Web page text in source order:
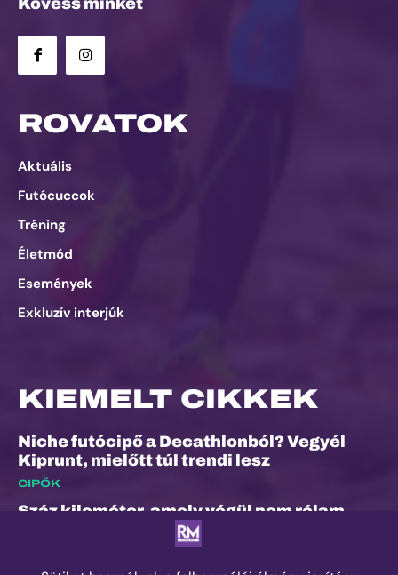
ROVATOK
Aktuális
Futócuccok
Tréning
Életmód
Események
Exkluzív interjúk
KIEMELT CIKKEK
Niche futócipő a Decathlonból? Vegyél
Kiprunt, mielőtt túl trendi lesz
CIPŐK
Száz kilométer, amely végül nem rólam